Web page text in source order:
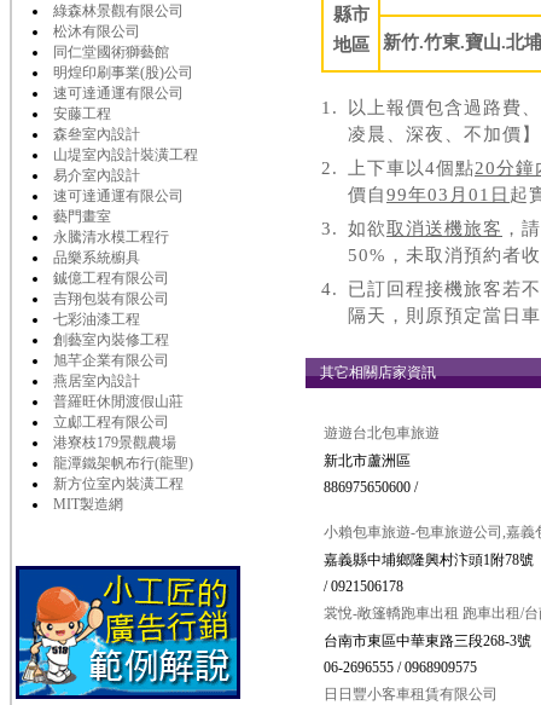
綠森林景觀有限公司
松沐有限公司
同仁堂國術獅藝館
明煌印刷事業(股)公司
速可達通運有限公司
安藤工程
森叄室內設計
山堤室內設計裝潢工程
易介室內設計
速可達通運有限公司
藝門畫室
永騰清水模工程行
品樂系統櫥具
鋮億工程有限公司
吉翔包裝有限公司
七彩油漆工程
創藝室內裝修工程
旭芊企業有限公司
燕居室內設計
普羅旺休閒渡假山莊
立郕工程有限公司
港寮枝179景觀農場
龍潭鐵架帆布行(龍聖)
新方位室內裝潢工程
MIT製造網
縣市
地區
新竹.竹東.寶山.北埔
1.
以上報價包含過路費
凌晨、深夜、不加價
2.
上下車以4個點20分鐘
價自99年03月01日 起
3.
如欲取消送機旅客 ，
50%，未取消預約者
4.
已訂回程接機旅客若
隔天，則原預定當日
其它相關店家資訊
遊遊台北包車旅遊
新北市蘆洲區
886975650600 /
小賴包車旅遊-包車旅遊公司,嘉義
嘉義縣中埔鄉隆興村汴頭1附78號
/ 0921506178
裳悅-敞篷轎跑車出租 跑車出租/
台南市東區中華東路三段268-3號
06-2696555 / 0968909575
日日豐小客車租賃有限公司